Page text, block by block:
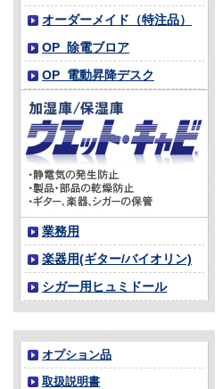
オーダーメイド（特注品）
OP_除電ブロア
OP_電動昇降デスク
業務用
楽器用(ギター/バイオリン)
シガー用ヒュミドール
オプション品
取扱説明書